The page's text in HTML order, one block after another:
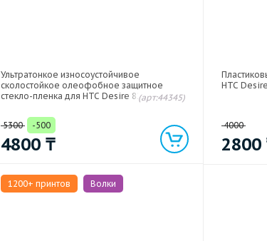
Ультратонкое износоустойчивое
сколостойкое олеофобное защитное
стекло-пленка для HTC Desire 828(арт:44345)
5300 -500
4800 ₸
HTC
4000
2800
1200+ принтов Волки